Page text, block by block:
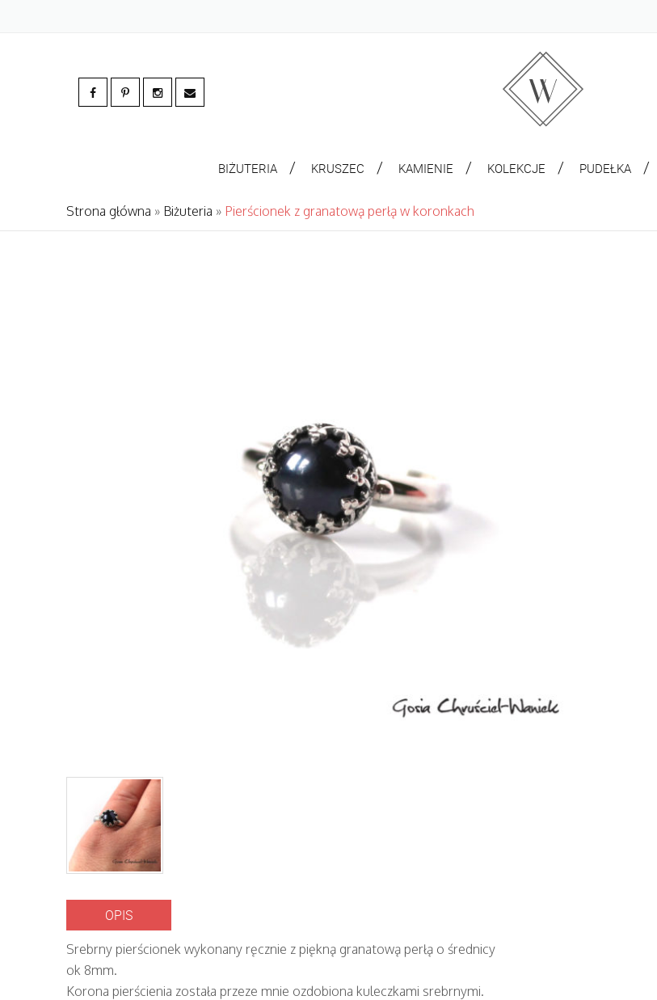
BIŻUTERIA KRUSZEC KAMIENIE KOLEKCJE PUDEŁKA
Strona główna » Biżuteria » Pierścionek z granatową perłą w koronkach
OPIS
Srebrny pierścionek wykonany ręcznie z piękną granatową perłą o średnicy
ok 8mm.
Korona pierścienia została przeze mnie ozdobiona kuleczkami srebrnymi.